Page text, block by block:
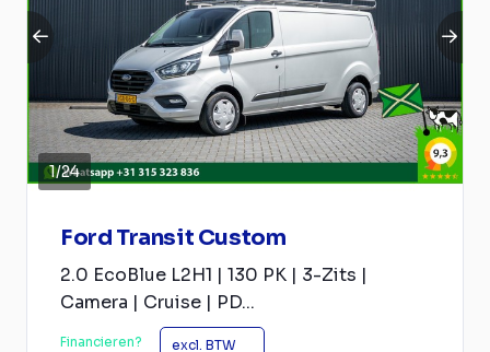
1/24
Ford Transit Custom
2.0 EcoBlue L2H1 | 130 PK | 3-Zits |
Camera | Cruise | PD...
Financieren? excl. BTW